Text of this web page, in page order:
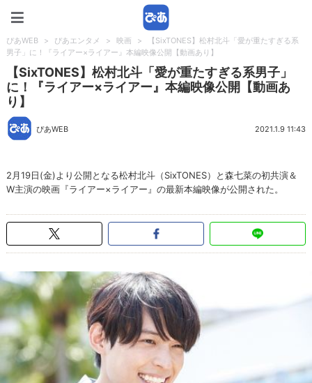
ぴあWEB > ぴあエンタメ > 映画 >
【SixTONES】松村北斗「愛が重たすぎる系
男子」に！『ライアー×ライアー』本編映像公開【動画あり】
【SixTONES】松村北斗「愛が重たすぎる系男子」
に！『ライアー×ライアー』本編映像公開【動画あ
り】
ぴあWEB 2021.1.9 11:43
2月19日(金)より公開となる松村北斗（SixTONES）と森七菜の初共演＆
W主演の映画『ライアー×ライアー』の最新本編映像が公開された。